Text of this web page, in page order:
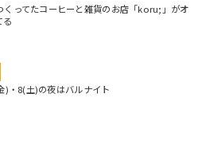
くってたコーヒーと雑貨のお店「koru;」がオ
る
)・8(土)の夜はバルナイト